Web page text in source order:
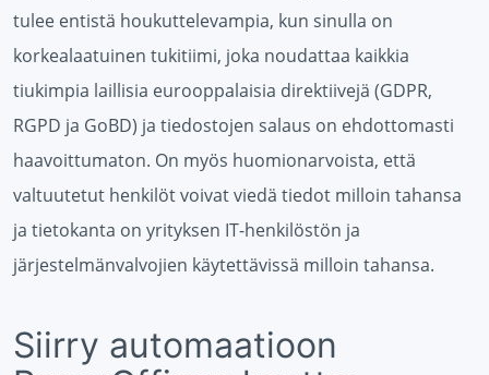
tulee entistä houkuttelevampia, kun sinulla on
korkealaatuinen tukitiimi, joka noudattaa kaikkia
tiukimpia laillisia eurooppalaisia direktiivejä (GDPR,
RGPD ja GoBD) ja tiedostojen salaus on ehdottomasti
haavoittumaton. On myös huomionarvoista, että
valtuutetut henkilöt voivat viedä tiedot milloin tahansa
ja tietokanta on yrityksen IT-henkilöstön ja
järjestelmänvalvojien käytettävissä milloin tahansa.
Siirry automaatioon